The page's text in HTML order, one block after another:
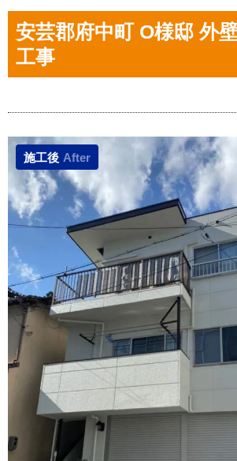
安芸郡府中町 O様邸 外
工事
施工後 After